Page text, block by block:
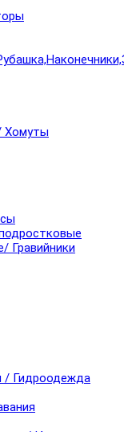
Хомуты
Гравийники
/ Гидроодежда